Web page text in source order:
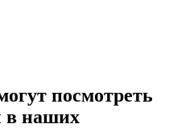
посмотреть
в наших